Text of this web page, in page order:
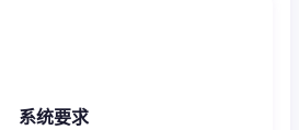
系统要求